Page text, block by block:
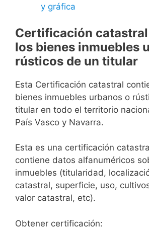
y gráfica
Certificación
los bienes inmuebles
rústicos de un titular
Esta Certificación catastral
bienes inmuebles urbanos o
titular en todo el territorio
País Vasco y Navarra.
Esta es una certificación
contiene datos alfanuméricos
inmuebles (titularidad,
catastral, superficie, uso,
valor catastral, etc).
Obtener certificación: